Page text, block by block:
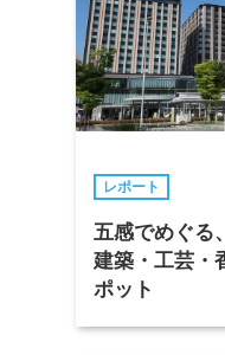
レポート
五感でめぐる
建築・工芸・
ポット